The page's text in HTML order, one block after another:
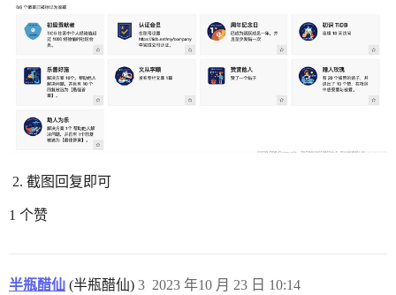
截图回复即可
1 个赞
半瓶醋仙 (半瓶醋仙) 2023 年10 月 23 日 10:14
3